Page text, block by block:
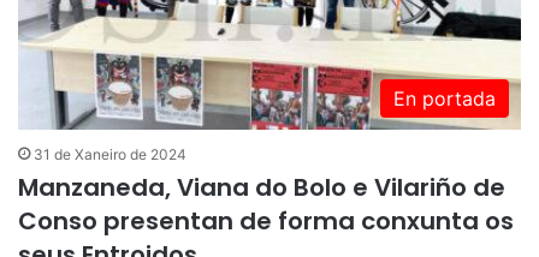
En portada
31 de Xaneiro de 2024
Manzaneda, Viana do Bolo e Vilariño de
Conso presentan de forma conxunta os